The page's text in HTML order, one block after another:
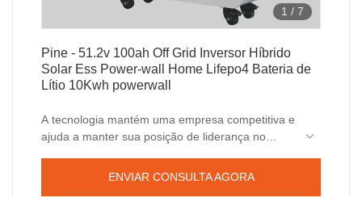
1 / 7
Pine - 51.2v 100ah Off Grid Inversor Híbrido
Solar Ess Power-wall Home Lifepo4 Bateria de
Lítio 10Kwh powerwall
A tecnologia mantém uma empresa competitiva e
ajuda a manter sua posição de liderança no
lítio 51.2v 100ah fora da rede híbrida Ess Power-
ENVIAR CONSULTA AGORA